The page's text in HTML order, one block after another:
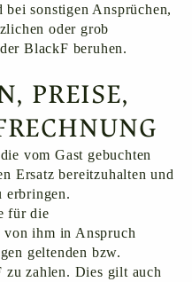
bei sonstigen Ansprüchen,
oder grob
BlackF beruhen.
PREISE,
vom Gast gebuchten
Ersatz bereitzuhalten und
erbringen.
für die
von ihm in Anspruch
geltenden bzw.
zu zahlen. Dies gilt auch